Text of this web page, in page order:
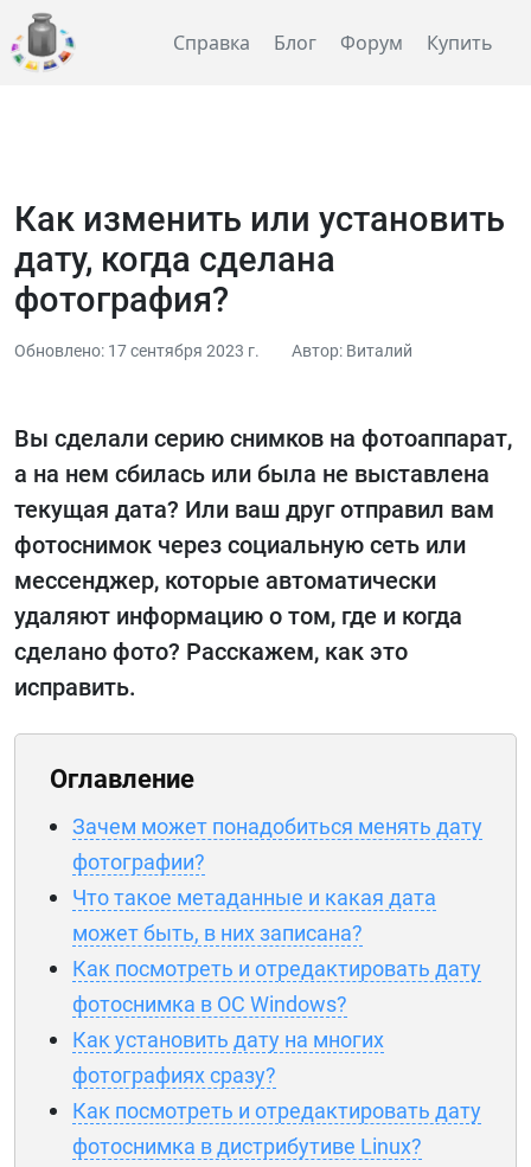
Справка Блог Форум Купить
Как изменить или установить
дату, когда сделана
фотография?
Обновлено: 17 сентября 2023 г. Автор: Виталий
Вы сделали серию снимков на фотоаппарат,
а на нем сбилась или была не выставлена
текущая дата? Или ваш друг отправил вам
фотоснимок через социальную сеть или
мессенджер, которые автоматически
удаляют информацию о том, где и когда
сделано фото? Расскажем, как это
исправить.
Оглавление
Зачем может понадобиться менять дату
фотографии?
Что такое метаданные и какая дата
может быть, в них записана?
Как посмотреть и отредактировать дату
фотоснимка в ОС Windows?
Как установить дату на многих
фотографиях сразу?
Как посмотреть и отредактировать дату
фотоснимка в дистрибутиве Linux?